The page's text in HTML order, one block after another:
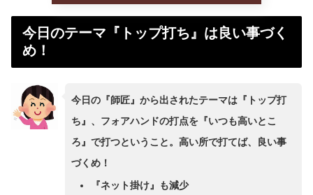
今日のテーマ『トップ打ち』は良い事づく
め！
今日の『師匠』から出されたテーマは『トップ打
ち』、フォアハンドの打点を『いつも高いとこ
ろ』で打つということ。高い所で打てば、良い事
づくめ！
『ネット掛け』も減少